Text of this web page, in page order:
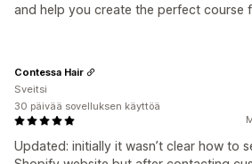
and help you create the perfect course
Updated: initially it wasn’t clear how to
Contessa Hair
Sveitsi
30 päivää sovelluksen käyttöä